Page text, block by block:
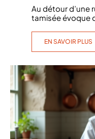
Au détour d’une
tamisée évoque
EN SAVOIR PLUS